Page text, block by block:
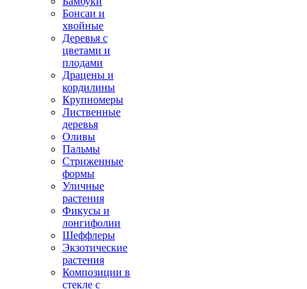
Бонсаи и
хвойные
Деревья с
цветами и
плодами
Драцены и
кордилины
Крупномеры
Лиственные
деревья
Оливы
Пальмы
Стриженные
формы
Уличные
растения
Фикусы и
лонгифолии
Шеффлеры
Экзотические
растения
Композиции в
стекле с